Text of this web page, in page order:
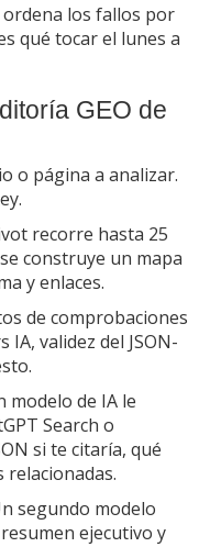
ordena los fallos por
qué tocar el lunes a
GEO de
o página a analizar.
recorre hasta 25
construye un mapa
y enlaces.
de comprobaciones
IA, validez del JSON-
modelo de IA le
Search o
si te citaría, qué
segundo modelo
ejecutivo y